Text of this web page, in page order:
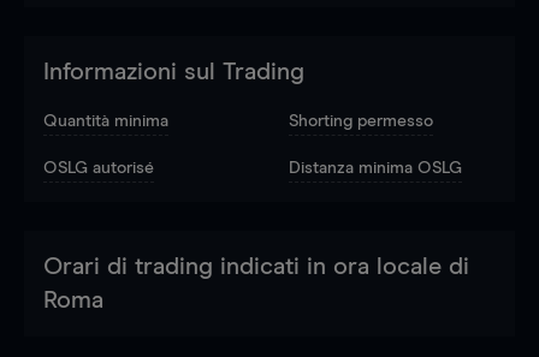
Informazioni sul Trading
Quantità minima Shorting permesso
OSLG autorisé Distanza minima OSLG
Orari di trading indicati in ora locale di
Roma